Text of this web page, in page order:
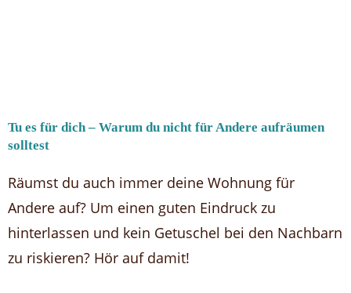
Tu es für dich – Warum du nicht für Andere aufräumen
solltest
Räumst du auch immer deine Wohnung für
Andere auf? Um einen guten Eindruck zu
hinterlassen und kein Getuschel bei den Nachbarn
zu riskieren? Hör auf damit!